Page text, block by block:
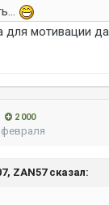
для мотивации
2 000
февраля
ZAN57 сказал: